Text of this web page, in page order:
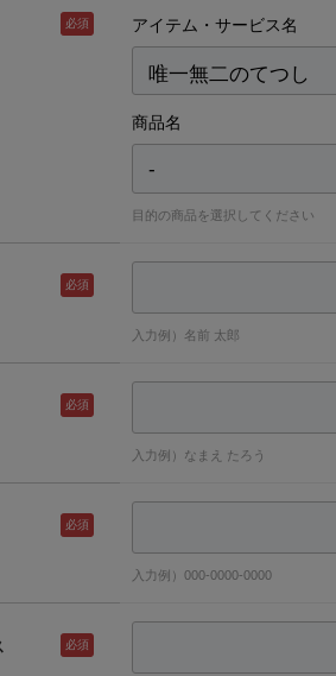
必須 アイテム・サービス名
商品名
目的の商品を選択してください
必須
入力例）名前 太郎
必須
入力例）なまえ たろう
必須
入力例）000-0000-0000
必須